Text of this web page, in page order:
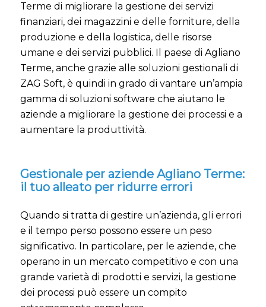
Terme di migliorare la gestione dei servizi
finanziari, dei magazzini e delle forniture, della
produzione e della logistica, delle risorse
umane e dei servizi pubblici. Il paese di Agliano
Terme, anche grazie alle soluzioni gestionali di
ZAG Soft, è quindi in grado di vantare un’ampia
gamma di soluzioni software che aiutano le
aziende a migliorare la gestione dei processi e a
aumentare la produttività.
Gestionale per aziende Agliano Terme:
il tuo alleato per ridurre errori
Quando si tratta di gestire un’azienda, gli errori
e il tempo perso possono essere un peso
significativo. In particolare, per le aziende, che
operano in un mercato competitivo e con una
grande varietà di prodotti e servizi, la gestione
dei processi può essere un compito